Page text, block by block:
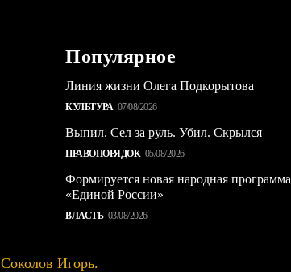
Популярное
Линия жизни Олега Подкорытова
КУЛЬТУРА 07/08/2026
Выпил. Сел за руль. Убил. Скрылся
ПРАВОПОРЯДОК 05/08/2026
Формируется новая народная программа
«Единой России»
ВЛАСТЬ 03/08/2026
Соколов Игорь.